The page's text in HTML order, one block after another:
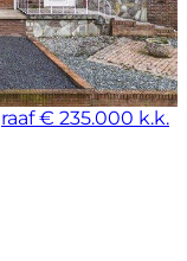
€ 235.000 k.k.